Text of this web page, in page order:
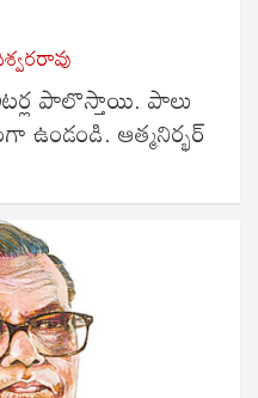
పాలొస్తాయి. పాలు
ఉండండి. ఆత్మనిర్భర్